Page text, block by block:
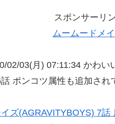
スポンサーリ
ムームードメ
02/03(月) 07:11:34 かわ
ポンコツ属性も追加さ
イズ(AGRAVITYBOYS) 7